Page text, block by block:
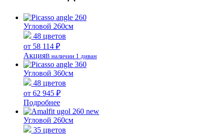
Угловой 260см
48 цветов
от 58 114 ₽
АкцияВ наличии 1 диван
Угловой 360см
48 цветов
от 62 945 ₽
Подробнее
Угловой 260см
35 цветов